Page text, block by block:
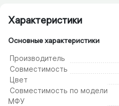
Характеристики
Основные характеристики
Производитель
Совместимость
Цвет
Совместимость по модели
МФУ